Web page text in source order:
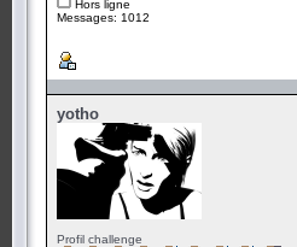
Hors ligne
Messages: 1012
yotho
Profil challenge